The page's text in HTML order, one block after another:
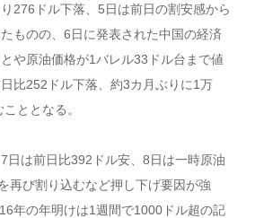
276ドル下落、5日は前日の割安感から
ものの、6日に発表された中国の経済
や原油価格が1バレル33ドル台まで値
比252ドル下落、約3カ月ぶりに1万
ととなる。
日は前日比392ドル安、8日は一時原油
再び割り込むなど押し下げ要因が強
年の年明けは1週間で1000ドル超の記